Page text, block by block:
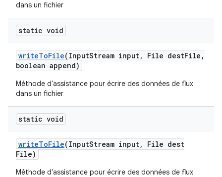
dans un fichier
static void
writeToFile(InputStream input, File destFile ,
boolean append)
Méthode d'assistance pour écrire des données de flux
dans un fichier
static void
writeToFile(InputStream input,
File dest
File)
Méthode d'assistance pour écrire des données de flux